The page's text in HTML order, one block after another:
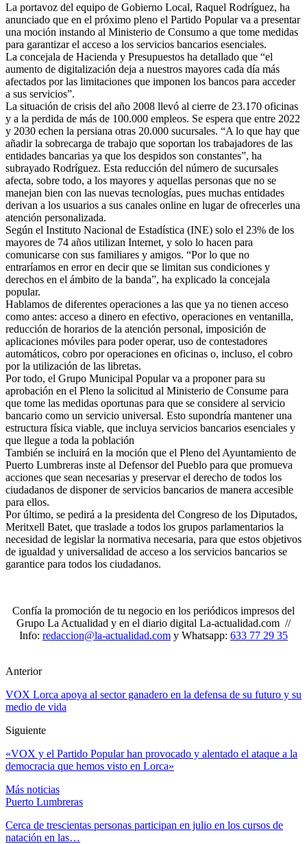
La portavoz del equipo de Gobierno Local, Raquel Rodríguez, ha
anunciado que en el próximo pleno el Partido Popular va a presentar
una moción instando al Ministerio de Consumo a que tome medidas
para garantizar el acceso a los servicios bancarios esenciales.
La concejala de Hacienda y Presupuestos ha detallado que “el
aumento de digitalización deja a nuestros mayores cada día más
afectados por las limitaciones que imponen los bancos para acceder
a sus servicios”.
La situación de crisis del año 2008 llevó al cierre de 23.170 oficinas
y a la perdida de más de 100.000 empleos. Se espera que entre 2022
y 2030 echen la persiana otras 20.000 sucursales. “A lo que hay que
añadir la sobrecarga de trabajo que soportan los trabajadores de las
entidades bancarias ya que los despidos son constantes”, ha
subrayado Rodríguez. Esta reducción del número de sucursales
afecta, sobre todo, a los mayores y aquellas personas que no se
manejan bien con las nuevas tecnologías, pues muchas entidades
derivan a los usuarios a sus canales online en lugar de ofrecerles una
atención personalizada.
Según el Instituto Nacional de Estadística (INE) solo el 23% de los
mayores de 74 años utilizan Internet, y solo lo hacen para
comunicarse con sus familiares y amigos. “Por lo que no
entraríamos en error en decir que se limitan sus condiciones y
derechos en el ámbito de la banda”, ha explicado la concejala
popular.
Hablamos de diferentes operaciones a las que ya no tienen acceso
como antes: acceso a dinero en efectivo, operaciones en ventanilla,
reducción de horarios de la atención personal, imposición de
aplicaciones móviles para poder operar, uso de contestadores
automáticos, cobro por operaciones en oficinas o, incluso, el cobro
por la utilización de las libretas.
Por todo, el Grupo Municipal Popular va a proponer para su
aprobación en el Pleno la solicitud al Ministerio de Consume para
que tome las medidas oportunas para que se considere al servicio
bancario como un servicio universal. Esto supondría mantener una
estructura física viable, que incluya servicios bancarios esenciales y
que llegue a toda la población
También se incluirá en la moción que el Pleno del Ayuntamiento de
Puerto Lumbreras inste al Defensor del Pueblo para que promueva
acciones que sean necesarias y preservar el derecho de todos los
ciudadanos de disponer de servicios bancarios de manera accesible
para ellos.
Por último, se pedirá a la presidenta del Congreso de los Diputados,
Meritxell Batet, que traslade a todos los grupos parlamentarios la
necesidad de legislar la normativa necesaria, para que estos objetivos
de igualdad y universalidad de acceso a los servicios bancarios se
garantice para todos los ciudadanos.
Confía la promoción de tu negocio en los periódicos impresos del
Grupo La Actualidad y en el diario digital La-actualidad.com //
Info: redaccion@la-actualidad.com y Whatsapp: 633 77 29 35
Anterior
VOX Lorca apoya al sector ganadero en la defensa de su futuro y su
medio de vida
Siguiente
«VOX y el Partido Popular han provocado y alentado el ataque a la
democracia que hemos visto en Lorca»
Más noticias
Puerto Lumbreras
Cerca de trescientas personas participan en julio en los cursos de
natación en las…